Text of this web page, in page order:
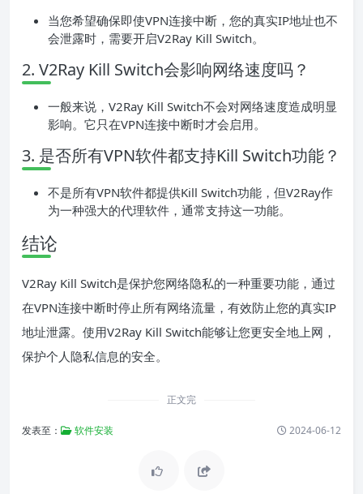
当您希望确保即使VPN连接中断，您的真实IP地址也不
会泄露时，需要开启V2Ray Kill Switch。
2. V2Ray Kill Switch会影响网络速度吗？
一般来说，V2Ray Kill Switch不会对网络速度造成明显
影响。它只在VPN连接中断时才会启用。
3. 是否所有VPN软件都支持Kill Switch功能？
不是所有VPN软件都提供Kill Switch功能，但V2Ray作
为一种强大的代理软件，通常支持这一功能。
结论
V2Ray Kill Switch是保护您网络隐私的一种重要功能，通过
在VPN连接中断时停止所有网络流量，有效防止您的真实IP
地址泄露。使用V2Ray Kill Switch能够让您更安全地上网，
保护个人隐私信息的安全。
正文完
发表至： 软件安装 2024-06-12